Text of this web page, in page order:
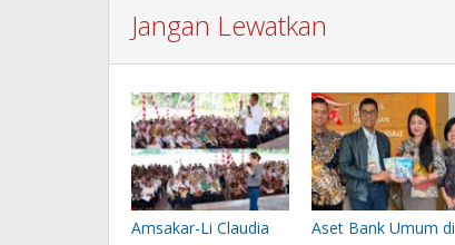
Jangan Lewatkan
Amsakar-Li Claudia
Aset Bank Umum di